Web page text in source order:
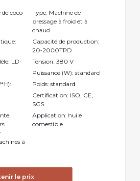
coco
Type: Machine de
pressage à froid et à
chaud
Capacité de production:
20-2000TPD
LD-
Tension: 380 V
Puissance (W): standard
Poids: standard
Certification: ISO, CE,
SGS
à
Application: huile
comestible
le prix